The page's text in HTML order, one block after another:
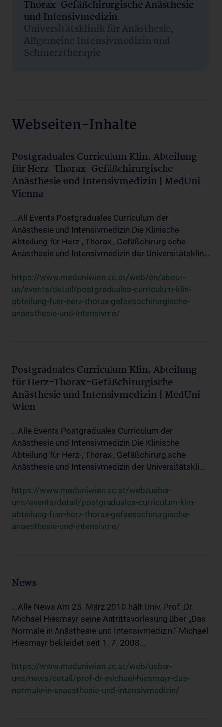
Thorax-Gefäßchirurgische Anästhesie
und Intensivmedizin
Universitätsklinik für Anästhesie,
Allgemeine Intensivmedizin und
Schmerztherapie
Webseiten-Inhalte
Postgraduales Curriculum Klin. Abteilung
für Herz-Thorax-Gefäßchirurgische
Anästhesie und Intensivmedizin | MedUni
Vienna
...All Events Postgraduales Curriculum der
Anästhesie und Intensivmedizin Die Klinische
Abteilung für Herz-, Thorax-, Gefäßchirurgische
Anästhesie und Intensivmedizin der Universitätsklin...
https://www.meduniwien.ac.at/web/en/about-
us/events/detail/postgraduales-curriculum-klin-
abteilung-fuer-herz-thorax-gefaesschirurgische-
anaesthesie-und-intensivme/
Postgraduales Curriculum Klin. Abteilung
für Herz-Thorax-Gefäßchirurgische
Anästhesie und Intensivmedizin | MedUni
Wien
...Alle Events Postgraduales Curriculum der
Anästhesie und Intensivmedizin Die Klinische
Abteilung für Herz-, Thorax-, Gefäßchirurgische
Anästhesie und Intensivmedizin der Universitätskli...
https://www.meduniwien.ac.at/web/ueber-
uns/events/detail/postgraduales-curriculum-klin-
abteilung-fuer-herz-thorax-gefaesschirurgische-
anaesthesie-und-intensivme/
News
...Alle News Am 25. März 2010 hält Univ. Prof. Dr.
Michael Hiesmayr seine Antrittsvorlesung über „Das
Normale in Anästhesie und Intensivmedizin.“ Michael
Hiesmayr bekleidet seit 1. 7. 2008...
https://www.meduniwien.ac.at/web/ueber-
uns/news/detail/prof-dr-michael-hiesmayr-das-
normale-in-anaesthesie-und-intensivmedizin/